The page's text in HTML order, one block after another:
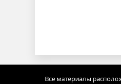
Все материалы